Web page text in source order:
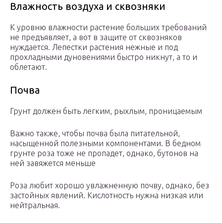
Влажность воздуха и сквозняки
К уровню влажности растение больших требований
не предъявляет, а вот в защите от сквозняков
нуждается. Лепестки растения нежные и под
прохладными дуновениями быстро никнут, а то и
облетают.
Почва
Грунт должен быть легким, рыхлым, проницаемым
Важно также, чтобы почва была питательной,
насыщенной полезными компонентами. В бедном
грунте роза тоже не пропадет, однако, бутонов на
ней завяжется меньше
Роза любит хорошо увлажненную почву, однако, без
застойных явлений. Кислотность нужна низкая или
нейтральная.